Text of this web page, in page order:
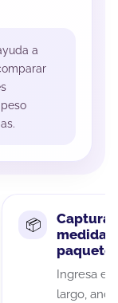
a
Captura
medidas
paquete
Ingresa el
largo,